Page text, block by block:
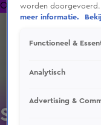
Oranjezomer
Steenrijk,
worden doorgevoerd.
meer informatie.
Functioneel &
Analytisch
Advertising &